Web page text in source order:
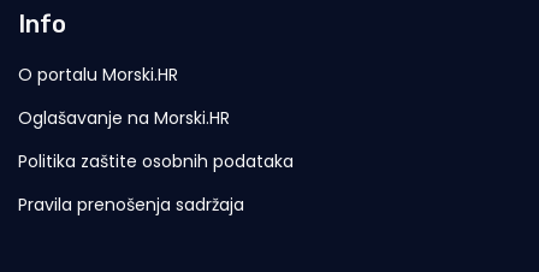
Info
O portalu Morski.HR
Oglašavanje na Morski.HR
Politika zaštite osobnih podataka
Pravila prenošenja sadržaja